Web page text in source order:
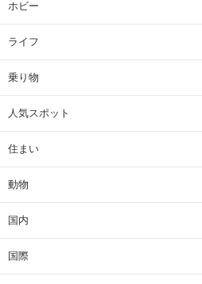
ホビー
ライフ
乗り物
人気スポット
住まい
動物
国内
国際